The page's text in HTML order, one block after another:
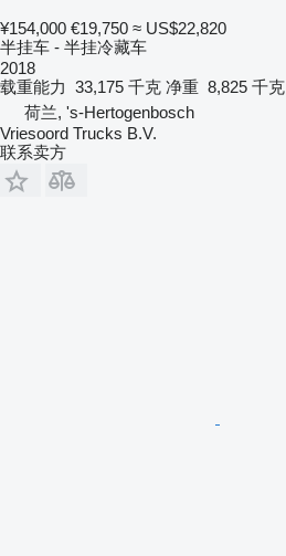
¥154,000 €19,750 ≈ US$22,820
半挂车 - 半挂冷藏车
2018
载重能力 33,175 千克 净重 8,825 千克
荷兰, 's-Hertogenbosch
Vriesoord Trucks B.V.
联系卖方